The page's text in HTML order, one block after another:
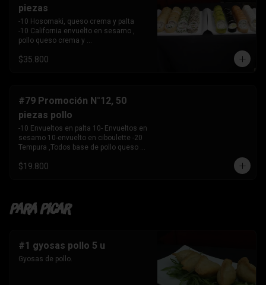
piezas
-10 Hosomaki, queso crema y palta
-10 California envuelto en sesamo ,
pollo queso crema y
-10 California envuelto en ciboulette ,
    cebollín.
-10 envuelto en palta , salmon, queso
crema y cebollín
-10 Envuelto en queso crema, palmito,
palta.
-10 Tempura, kanikama y palta
cebollín.
-1 Bebida
    Coca Cola sin azúcar 1.5 ltros
$35.800
#79 Promoción N°12, 50
piezas pollo
-10 Envueltos en palta 10- Envueltos en
sesamo 10-envuelto en ciboulette -20
Tempura ,Todos base de pollo queso
$19.800
Para Picar
#1 gyosas pollo 5 u
Gyosas de pollo.